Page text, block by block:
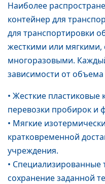
Наиболее
контейнер для
для транспортировки
жесткими или
многоразовыми.
зависимости от
• Жесткие пластиковые
перевозки пробирок и
• Мягкие
кратковременной
учреждения.
•
сохранение заданной